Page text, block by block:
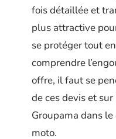
fois détaillée et
plus attractive
se protéger tout
comprendre
offre, il faut se
de ces devis et
Groupama dans le
moto.